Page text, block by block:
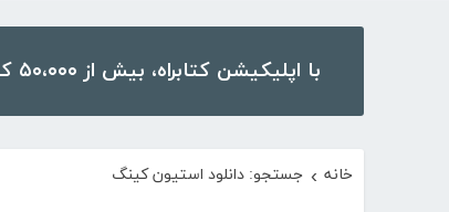
با اپلیکیشن کتابراه، بیش از ۵۰،۰۰۰ کتاب، کتاب صوتی و رمان را در موبایل و تبلت خود داشته باشید!
خانه › جستجو: دانلود استیون کینگ